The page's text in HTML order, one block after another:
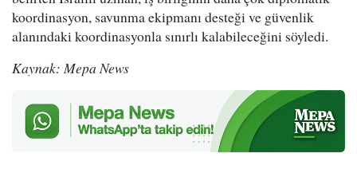
koordinasyon, savunma ekipmanı desteği ve güvenlik
alanındaki koordinasyonla sınırlı kalabileceğini söyledi.
Kaynak: Mepa News